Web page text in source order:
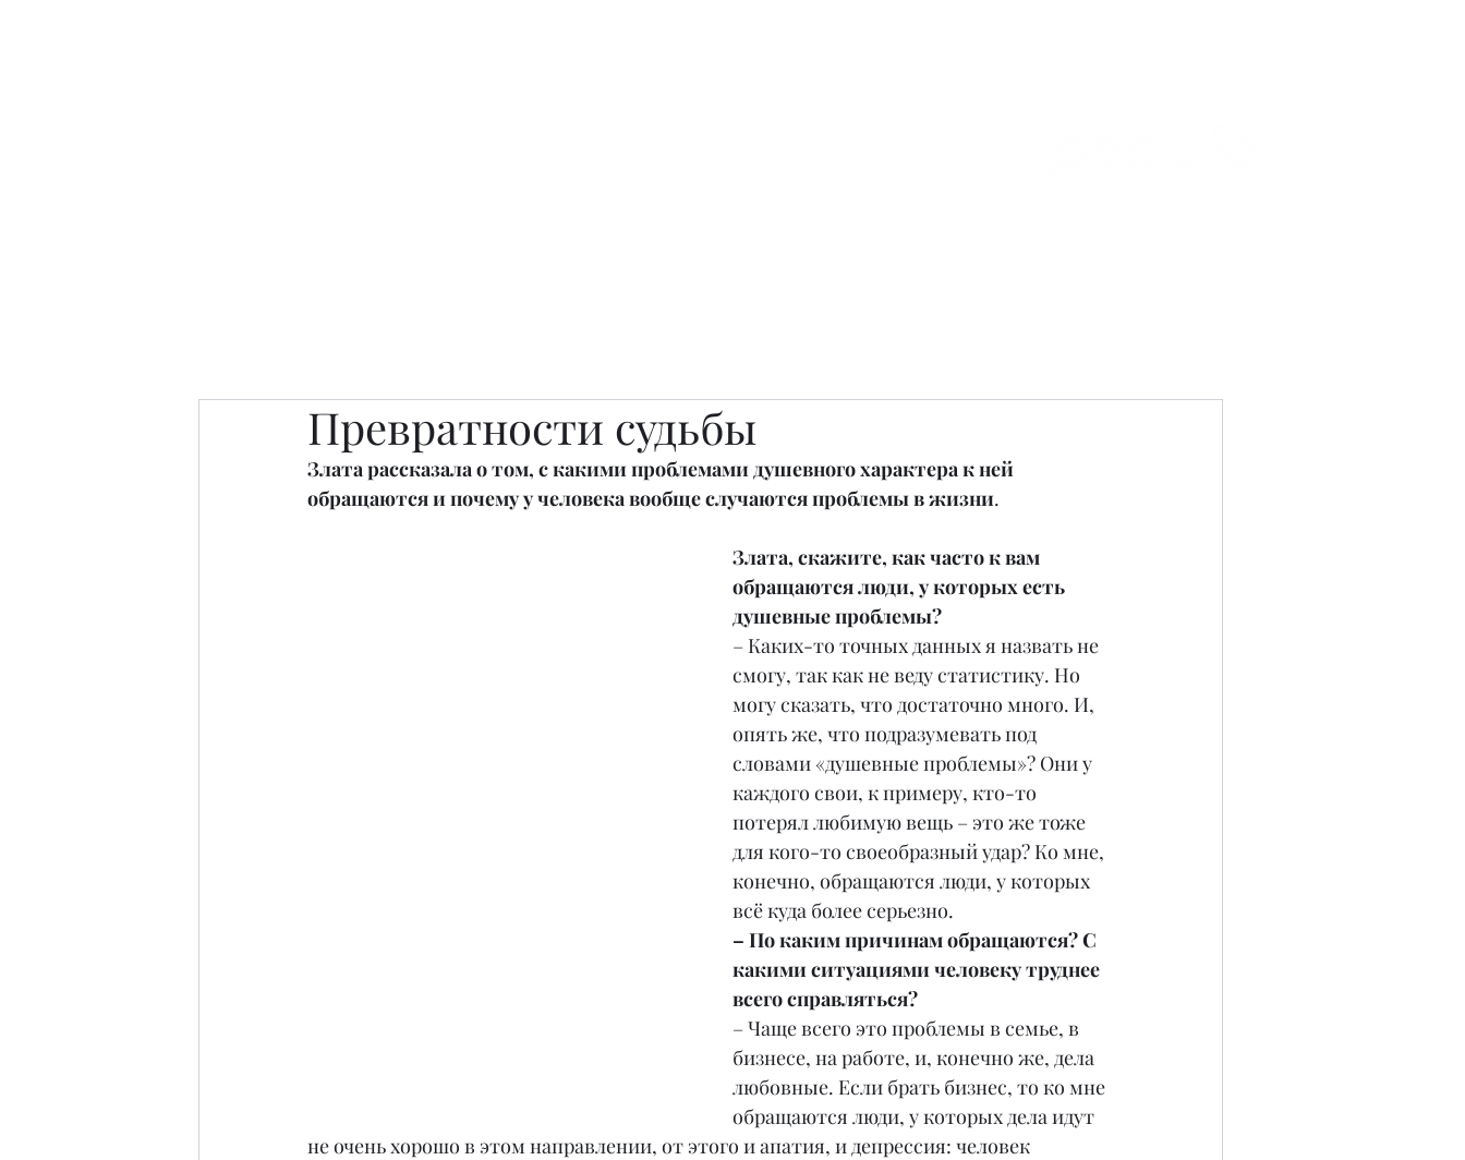
Превратности судьбы
Злата рассказала о том, с какими проблемами душевного характера к ней
обращаются и почему у человека вообще случаются проблемы в жизни.
Злата, скажите, как часто к вам
обращаются люди, у которых есть
душевные проблемы?
– Каких-то точных данных я назвать не
смогу, так как не веду статистику. Но
могу сказать, что достаточно много. И,
опять же, что подразумевать под
словами «душевные проблемы»? Они у
каждого свои, к примеру, кто-то
потерял любимую вещь – это же тоже
для кого-то своеобразный удар? Ко мне,
конечно, обращаются люди, у которых
всё куда более серьезно.
– По каким причинам обращаются? С
какими ситуациями человеку труднее
всего справляться?
– Чаще всего это проблемы в семье, в
бизнесе, на работе, и, конечно же, дела
любовные. Если брать бизнес, то ко мне
обращаются люди, у которых дела идут
не очень хорошо в этом направлении, от этого и апатия, и депрессия: человек